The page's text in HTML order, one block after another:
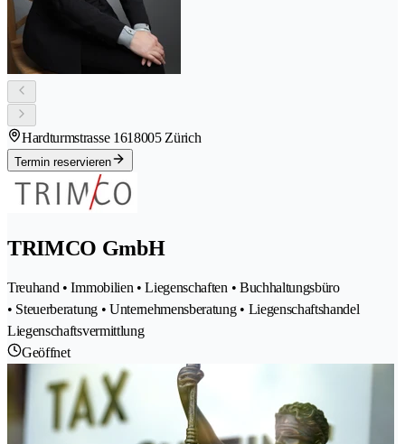
Hardturmstrasse 1618005 Zürich
Termin reservieren
TRIMCO GmbH
Treuhand • Immobilien • Liegenschaften • Buchhaltungsbüro
• Steuerberatung • Unternehmensberatung • Liegenschaftshandel
Liegenschaftsvermittlung
Geöffnet